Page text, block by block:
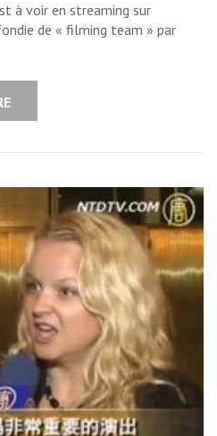
à voir en streaming sur
de « filming team » par